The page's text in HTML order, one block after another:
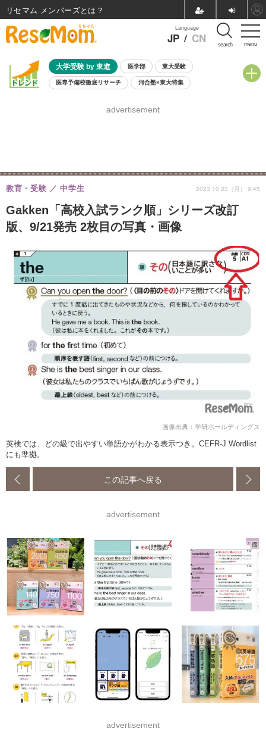
menu
Language
JP / CN search
大学受験 by 東進 医学部 東大受験
医専予備校徹底リサーチ 河合塾×東大特集
8月開催学校説明会・相談会
advertisement
Gakken「高校入試ランク順」シリーズ改訂
版、9/21発売 2枚目の写真・画像
教育・受験 中学生 2023.10.23（月） 9:45
画像出典：学研ホールディングス
英検では、どの級で出やすい単語かがわかる表示つき。CEFR-J Wordlist
にも準拠。
この記事へ戻る
advertisement
advertisement
リセマム メンバーズ